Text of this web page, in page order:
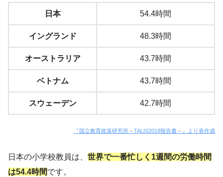
日本 54.4時間
イングランド 48.3時間
オーストラリア 43.7時間
ベトナム 43.7時間
スウェーデン 42.7時間
『国立教育政策研究所～TALIS2018報告書～』より表作成
日本の小学校教員は、 世界で一番忙しく1週間の労働時間
は54.4時間です。